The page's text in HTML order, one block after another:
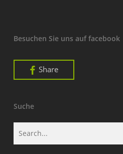
Besuchen Sie uns auf facebook
Share
Suche